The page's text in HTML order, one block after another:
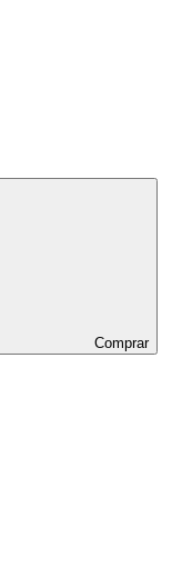
Comprar